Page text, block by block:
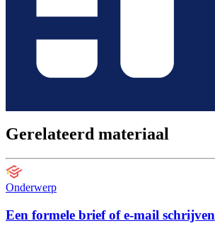
Gerelateerd materiaal
Onderwerp
Een formele brief of e-mail schrijven